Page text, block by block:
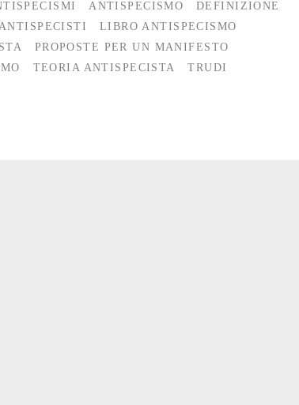
ANTISPECISMO
DEFINIZIONE
LIBRO ANTISPECISMO
PROPOSTE PER UN MANIFESTO
TEORIA ANTISPECISTA
TRUDI